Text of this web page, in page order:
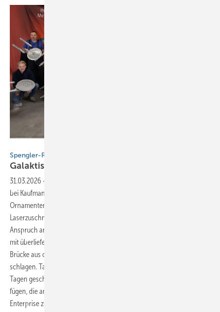
Spengler-Raumschiffe sicher gelandet!
Galaktisches Workshopfinale in
31.03.2026 -
bei Kaufmann in Ulm ist es gelungen, die über 100 Jahre alte Kunst der
Ornamentenherstellung mit der Präzision hochmoderner
Laserzuschnitte zu kombinieren. Das Tollkühne dabei war der
Anspruch an das Spenglerhandwerk selbst bzw. die Beweisführung,
mit überliefertem Fachwissen und der nötigen Fingerfertigkeit eine
Brücke aus der Vergangenheit in die digitale Fertigung zu
schlagen. Tatsächlich haben es alle Workshop-Teilnehmer in nur zwei
Tagen geschafft, jeweils 83 Einzelkomponenten zu einer Struktur zu
fügen, die am Ende dem legendären TV- und Kinoraumschiff
Enterprise zum Verwechseln